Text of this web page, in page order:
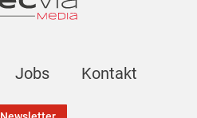
Jobs Kontakt